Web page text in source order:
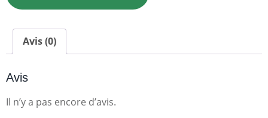
Avis (0)
Avis
Il n’y a pas encore d’avis.